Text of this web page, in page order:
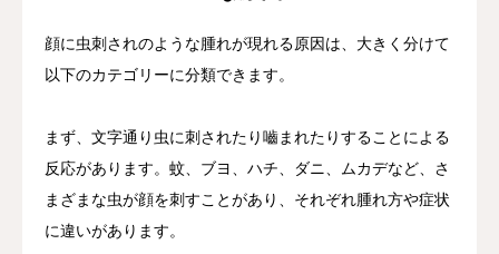
顔に虫刺されのような腫れが現れる原因は、大きく分けて
以下のカテゴリーに分類できます。
まず、文字通り虫に刺されたり嚙まれたりすることによる
反応があります。蚊、ブヨ、ハチ、ダニ、ムカデなど、さ
まざまな虫が顔を刺すことがあり、それぞれ腫れ方や症状
に違いがあります。